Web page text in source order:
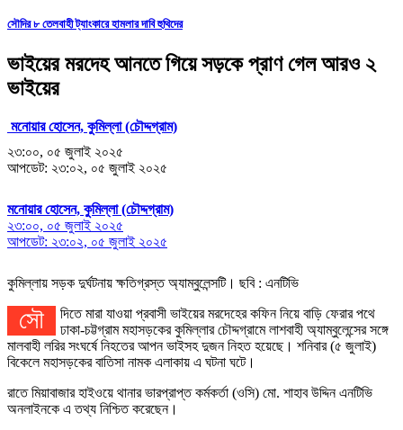
সৌদির ৮ তেলবাহী ট্যাংকারে হামলার দাবি হুথিদের
ভাইয়ের মরদেহ আনতে গিয়ে সড়কে প্রাণ গেল আরও ২
ভাইয়ের
মনোয়ার হোসেন, কুমিল্লা (চৌদ্দগ্রাম)
২৩:০০, ০৫ জুলাই ২০২৫
আপডেট: ২৩:০২, ০৫ জুলাই ২০২৫
মনোয়ার হোসেন, কুমিল্লা (চৌদ্দগ্রাম)
২৩:০০, ০৫ জুলাই ২০২৫
আপডেট: ২৩:০২, ০৫ জুলাই ২০২৫
কুমিল্লায় সড়ক দুর্ঘটনায় ক্ষতিগ্রস্ত অ্যাম্বুলেন্সটি। ছবি : এনটিভি
সৌদিতে মারা যাওয়া প্রবাসী ভাইয়ের মরদেহের কফিন নিয়ে বাড়ি ফেরার পথে
ঢাকা-চট্টগ্রাম মহাসড়কের কুমিল্লার চৌদ্দগ্রামে লাশবাহী অ্যাম্বুলেন্সের সঙ্গে
মালবাহী লরির সংঘর্ষে নিহতের আপন ভাইসহ দুজন নিহত হয়েছে। শনিবার (৫ জুলাই)
বিকেলে মহাসড়কের বাতিসা নামক এলাকায় এ ঘটনা ঘটে।
রাতে মিয়াবাজার হাইওয়ে থানার ভারপ্রাপ্ত কর্মকর্তা (ওসি) মো. শাহাব উদ্দিন এনটিভি
অনলাইনকে এ তথ্য নিশ্চিত করেছেন।